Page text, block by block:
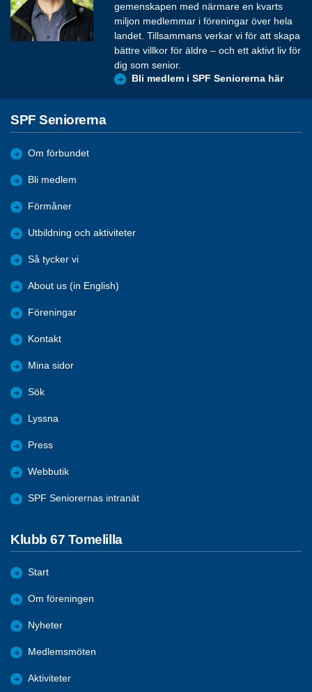
gemenskapen med närmare en kvarts
miljon medlemmar i föreningar över hela
landet. Tillsammans verkar vi för att skapa
bättre villkor för äldre – och ett aktivt liv för
dig som senior.
Bli medlem i SPF Seniorerna här
SPF Seniorerna
Om förbundet
Bli medlem
Förmåner
Utbildning och aktiviteter
Så tycker vi
About us (in English)
Föreningar
Kontakt
Mina sidor
Sök
Lyssna
Press
Webbutik
SPF Seniorernas intranät
Klubb 67 Tomelilla
Start
Om föreningen
Nyheter
Medlemsmöten
Aktiviteter